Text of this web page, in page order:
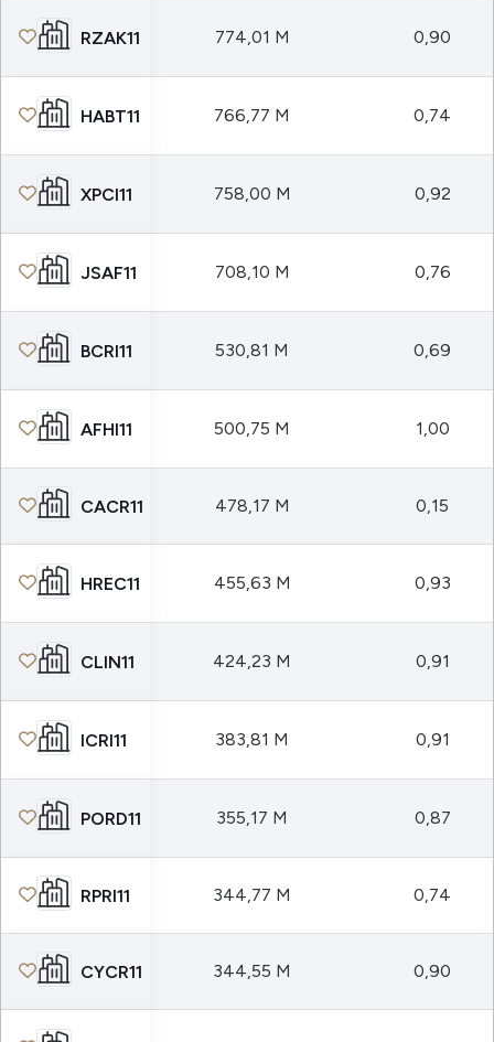
RZAK11 774,01 M 0,90
HABT11 766,77 M 0,74
XPCI11 758,00 M 0,92
JSAF11 708,10 M 0,76
BCRI11 530,81 M 0,69
AFHI11 500,75 M 1,00
CACR11 478,17 M 0,15
HREC11 455,63 M 0,93
CLIN11 424,23 M 0,91
ICRI11 383,81 M 0,91
PORD11 355,17 M 0,87
RPRI11 344,77 M 0,74
CYCR11 344,55 M 0,90